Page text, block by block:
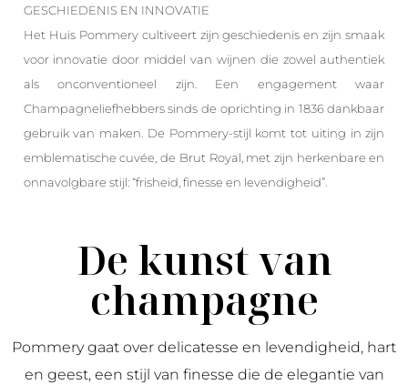
GESCHIEDENIS EN INNOVATIE
Het Huis Pommery cultiveert zijn geschiedenis en zijn smaak
voor innovatie door middel van wijnen die zowel authentiek
als onconventioneel zijn. Een engagement waar
Champagneliefhebbers sinds de oprichting in 1836 dankbaar
gebruik van maken. De Pommery-stijl komt tot uiting in zijn
emblematische cuvée, de Brut Royal, met zijn herkenbare en
onnavolgbare stijl: “frisheid, finesse en levendigheid”.
De kunst van
champagne
Pommery gaat over delicatesse en levendigheid, hart
en geest, een stijl van finesse die de elegantie van